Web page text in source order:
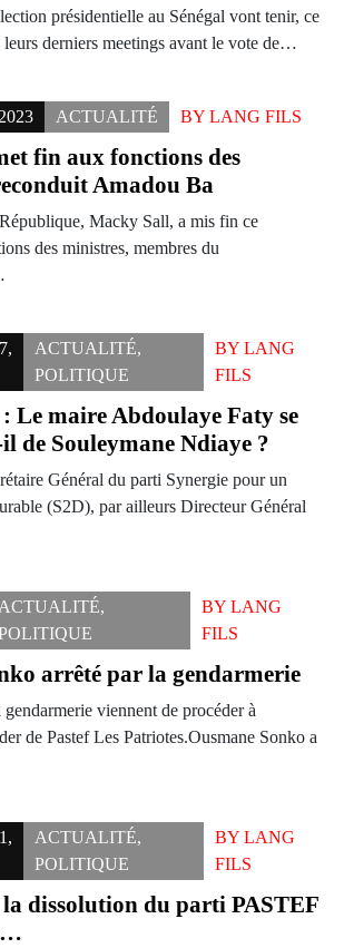
présidentielle au Sénégal vont tenir, ce
derniers meetings avant le vote de…
ACTUALITÉ BY LANG FILS
fin aux fonctions des
Amadou Ba
Macky Sall, a mis fin ce
des ministres, membres du
ACTUALITÉ,
POLITIQUE
BYLANG
FILS
Le maire Abdoulaye Faty se
de Souleymane Ndiaye ?
Général du parti Synergie pour un
(S2D), par ailleurs Directeur Général
ACTUALITÉ,
BYLANG
FILS
arrêté par la gendarmerie
gendarmerie viennent de procéder à
de Pastef Les Patriotes.Ousmane Sonko a
ACTUALITÉ,
POLITIQUE
BYLANG
FILS
dissolution du parti PASTEF